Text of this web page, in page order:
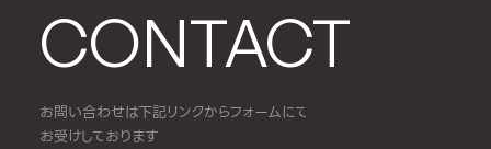
CONTACT
お問い合わせは下記リンクからフォームにて
お受けしております